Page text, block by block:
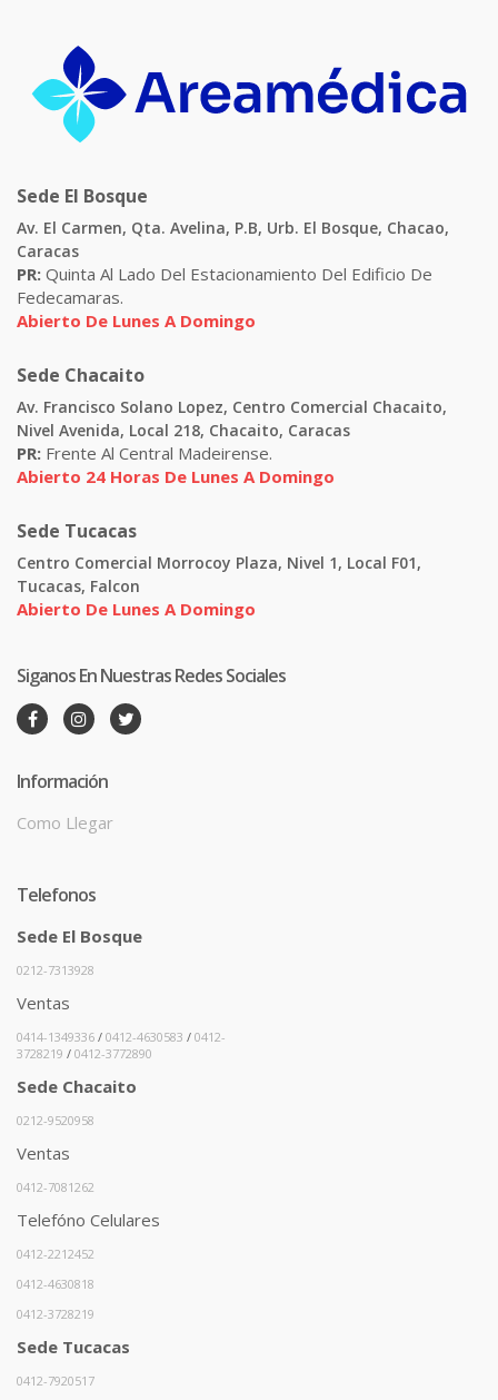
Sede El Bosque
Av. El Carmen, Qta. Avelina, P.B, Urb. El Bosque, Chacao,
Caracas
PR: Quinta Al Lado Del Estacionamiento Del Edificio De
Fedecamaras.
Abierto De Lunes A Domingo
Sede Chacaito
Av. Francisco Solano Lopez, Centro Comercial Chacaito,
Nivel Avenida, Local 218, Chacaito, Caracas
PR: Frente Al Central Madeirense.
Abierto 24 Horas De Lunes A Domingo
Sede Tucacas
Centro Comercial Morrocoy Plaza, Nivel 1, Local F01,
Tucacas, Falcon
Abierto De Lunes A Domingo
Siganos En Nuestras Redes Sociales
Información
Como Llegar
Telefonos
Sede El Bosque
0212-7313928
Ventas
0414-1349336 / 0412-4630583 / 0412-
3728219 / 0412-3772890
Sede Chacaito
0212-9520958
Ventas
0412-7081262
Telefóno Celulares
0412-2212452
0412-4630818
0412-3728219
Sede Tucacas
0412-7920517